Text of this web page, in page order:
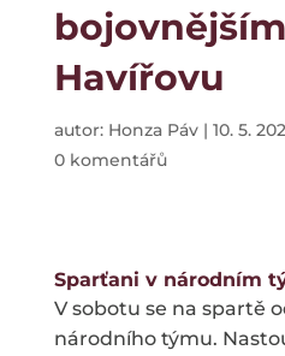
Havířovu
autor: Honza Páv| 10. 5.
0 komentářů
Sparťani v národním
V sobotu se na spartě
národního týmu.